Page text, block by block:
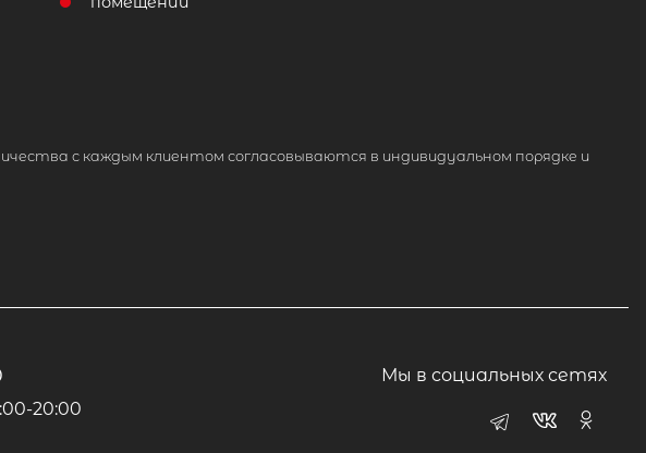
с каждым клиентом согласовываются в индивидуальном порядке и
20:00
Мы в социальных сетях